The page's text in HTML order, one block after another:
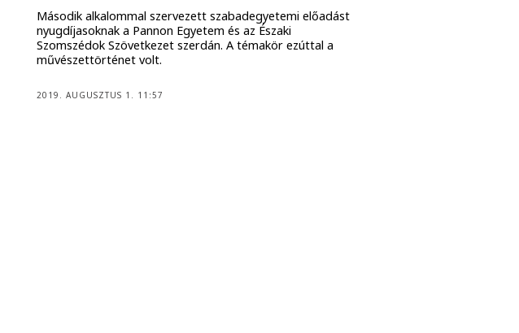
Második alkalommal szervezett szabadegyetemi előadást
nyugdíjasoknak a Pannon Egyetem és az Északi
Szomszédok Szövetkezet szerdán. A témakör ezúttal a
művészettörténet volt.
2019. AUGUSZTUS 1. 11:57